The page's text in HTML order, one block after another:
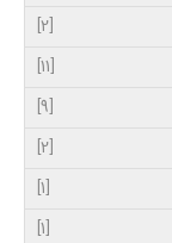
[2]
[11]
[9]
[2]
[1]
[1]